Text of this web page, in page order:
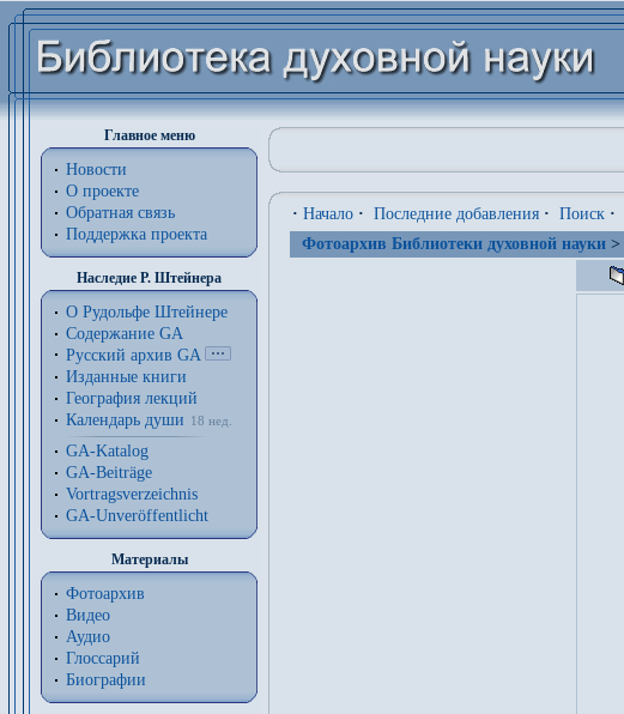
Главное меню
Новости
О проекте
Обратная связь
Поддержка проекта
Наследие Р. Штейнера
О Рудольфе Штейнере
Содержание GA
Русский архив GA
Изданные книги
География лекций
Календарь души
18 нед.
GA-Katalog
GA-Beiträge
Vortragsverzeichnis
GA-Unveröffentlicht
Материалы
Фотоархив
Видео
Аудио
Глоссарий
Биографии
· Начало · Последние добавления · Поиск ·
Фотоархив Библиотеки духовной науки >